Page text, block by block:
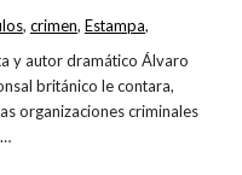
y autor dramático Álvaro
británico le contara,
organizaciones criminales
, crimen, Estampa,